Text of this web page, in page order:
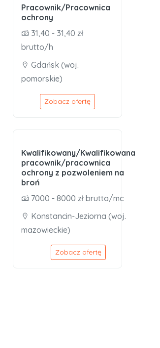
Pracownik/Pracownica
ochrony
31,40 - 31,40 zł
brutto/h
Gdańsk (woj.
pomorskie)
Zobacz ofertę
Kwalifikowany/Kwalifikowana
pracownik/pracownica
ochrony z pozwoleniem na
broń
7000 - 8000 zł brutto/mc
Konstancin-Jeziorna (woj.
mazowieckie)
Zobacz ofertę